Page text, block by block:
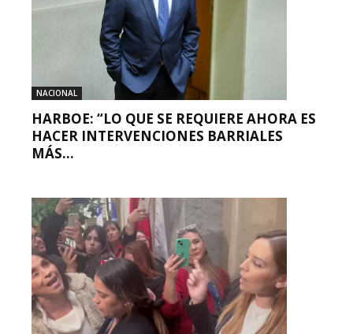
NACIONAL
HARBOE: “LO QUE SE REQUIERE AHORA ES
HACER INTERVENCIONES BARRIALES
MÁS...